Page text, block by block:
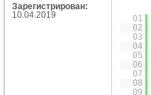
Зарегистрирован:
10.04.2019
01
02
03
04
05
06
07
08
09